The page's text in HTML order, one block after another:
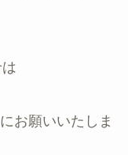
お願いいたしま